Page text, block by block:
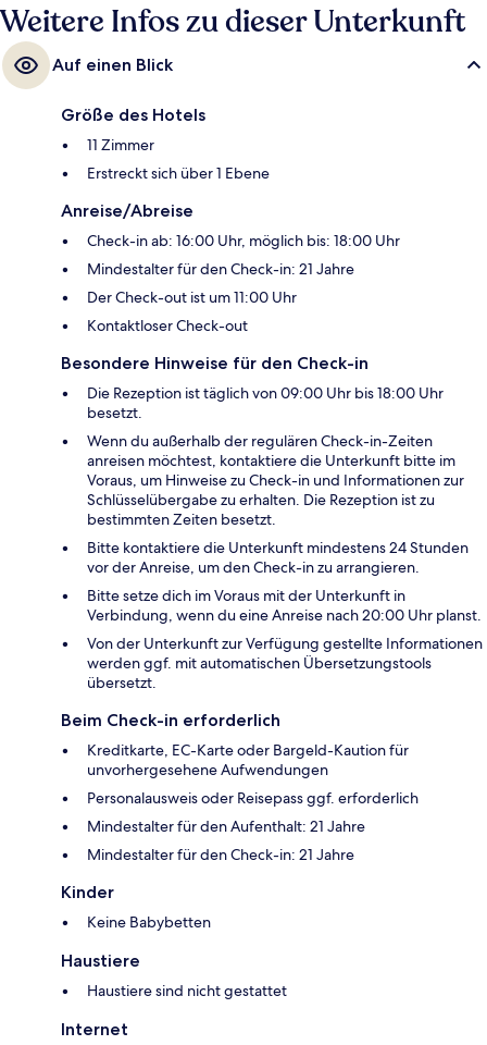
Weitere Infos zu dieser Unterkunft
Auf einen Blick
Größe des Hotels
11 Zimmer
Erstreckt sich über 1 Ebene
Anreise/Abreise
Check-in ab: 16:00 Uhr, möglich bis: 18:00 Uhr
Mindestalter für den Check-in: 21 Jahre
Der Check-out ist um 11:00 Uhr
Kontaktloser Check-out
Besondere Hinweise für den Check-in
Die Rezeption ist täglich von 09:00 Uhr bis 18:00 Uhr
besetzt.
Wenn du außerhalb der regulären Check-in-Zeiten
anreisen möchtest, kontaktiere die Unterkunft bitte im
Voraus, um Hinweise zu Check-in und Informationen zur
Schlüsselübergabe zu erhalten. Die Rezeption ist zu
bestimmten Zeiten besetzt.
Bitte kontaktiere die Unterkunft mindestens 24 Stunden
vor der Anreise, um den Check-in zu arrangieren.
Bitte setze dich im Voraus mit der Unterkunft in
Verbindung, wenn du eine Anreise nach 20:00 Uhr planst.
Von der Unterkunft zur Verfügung gestellte Informationen
werden ggf. mit automatischen Übersetzungstools
übersetzt.
Beim Check-in erforderlich
Kreditkarte, EC-Karte oder Bargeld-Kaution für
unvorhergesehene Aufwendungen
Personalausweis oder Reisepass ggf. erforderlich
Mindestalter für den Aufenthalt: 21 Jahre
Mindestalter für den Check-in: 21 Jahre
Kinder
Keine Babybetten
Haustiere
Haustiere sind nicht gestattet
Internet